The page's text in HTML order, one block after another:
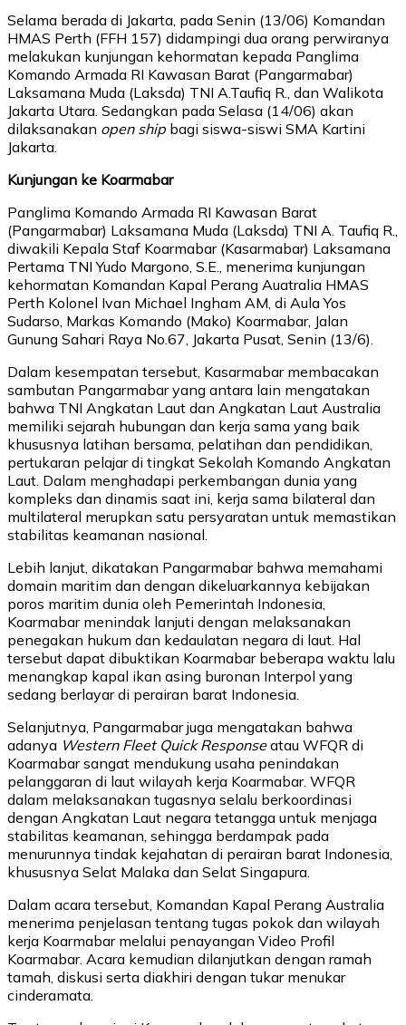
Selama berada di Jakarta, pada Senin (13/06) Komandan
HMAS Perth (FFH 157) didampingi dua orang perwiranya
melakukan kunjungan kehormatan kepada Panglima
Komando Armada RI Kawasan Barat (Pangarmabar)
Laksamana Muda (Laksda) TNI A.Taufiq R., dan Walikota
Jakarta Utara. Sedangkan pada Selasa (14/06) akan
dilaksanakan open ship bagi siswa-siswi SMA Kartini
Jakarta.
Kunjungan ke Koarmabar
Panglima Komando Armada RI Kawasan Barat
(Pangarmabar) Laksamana Muda (Laksda) TNI A. Taufiq R.,
diwakili Kepala Staf Koarmabar (Kasarmabar) Laksamana
Pertama TNI Yudo Margono, S.E., menerima kunjungan
kehormatan Komandan Kapal Perang Auatralia HMAS
Perth Kolonel Ivan Michael Ingham AM, di Aula Yos
Sudarso, Markas Komando (Mako) Koarmabar, Jalan
Gunung Sahari Raya No.67, Jakarta Pusat, Senin (13/6).
Dalam kesempatan tersebut, Kasarmabar membacakan
sambutan Pangarmabar yang antara lain mengatakan
bahwa TNI Angkatan Laut dan Angkatan Laut Australia
memiliki sejarah hubungan dan kerja sama yang baik
khususnya latihan bersama, pelatihan dan pendidikan,
pertukaran pelajar di tingkat Sekolah Komando Angkatan
Laut. Dalam menghadapi perkembangan dunia yang
kompleks dan dinamis saat ini, kerja sama bilateral dan
multilateral merupkan satu persyaratan untuk memastikan
stabilitas keamanan nasional.
Lebih lanjut, dikatakan Pangarmabar bahwa memahami
domain maritim dan dengan dikeluarkannya kebijakan
poros maritim dunia oleh Pemerintah Indonesia,
Koarmabar menindak lanjuti dengan melaksanakan
penegakan hukum dan kedaulatan negara di laut. Hal
tersebut dapat dibuktikan Koarmabar beberapa waktu lalu
menangkap kapal ikan asing buronan Interpol yang
sedang berlayar di perairan barat Indonesia.
Selanjutnya, Pangarmabar juga mengatakan bahwa
adanya Western Fleet Quick Responseatau WFQR di
Koarmabar sangat mendukung usaha penindakan
pelanggaran di laut wilayah kerja Koarmabar. WFQR
dalam melaksanakan tugasnya selalu berkoordinasi
dengan Angkatan Laut negara tetangga untuk menjaga
stabilitas keamanan, sehingga berdampak pada
menurunnya tindak kejahatan di perairan barat Indonesia,
khususnya Selat Malaka dan Selat Singapura.
Dalam acara tersebut, Komandan Kapal Perang Australia
menerima penjelasan tentang tugas pokok dan wilayah
kerja Koarmabar melalui penayangan Video Profil
Koarmabar. Acara kemudian dilanjutkan dengan ramah
tamah, diskusi serta diakhiri dengan tukar menukar
cinderamata.